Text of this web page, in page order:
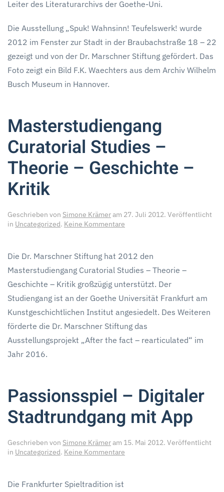
Leiter des Literaturarchivs der Goethe-Uni.
Die Ausstellung „Spuk! Wahnsinn! Teufelswerk! wurde
2012 im Fenster zur Stadt in der Braubachstraße 18 – 22
gezeigt und von der Dr. Marschner Stiftung gefördert. Das
Foto zeigt ein Bild F.K. Waechters aus dem Archiv Wilhelm
Busch Museum in Hannover.
Masterstudiengang
Curatorial Studies –
Theorie – Geschichte –
Kritik
Geschrieben von Simone Krämeram 27. Juli 2012. Veröffentlicht
in Uncategorized. Keine Kommentare
Studies
–
Theorie
Geschichte
–
Kritik
Die Dr. Marschner Stiftung hat 2012 den
Masterstudiengang Curatorial Studies – Theorie –
Geschichte – Kritik großzügig unterstützt. Der
Studiengang ist an der Goethe Universität Frankfurt am
Kunstgeschichtlichen Institut angesiedelt. Des Weiteren
förderte die Dr. Marschner Stiftung das
Ausstellungsprojekt „After the fact – rearticulated“ im
Jahr 2016.
Passionsspiel – Digitaler
Stadtrundgang mit App
Geschrieben von Simone Krämeram 15. Mai 2012. Veröffentlicht
in Uncategorized. Keine Kommentare
Die Frankfurter Spieltradition ist